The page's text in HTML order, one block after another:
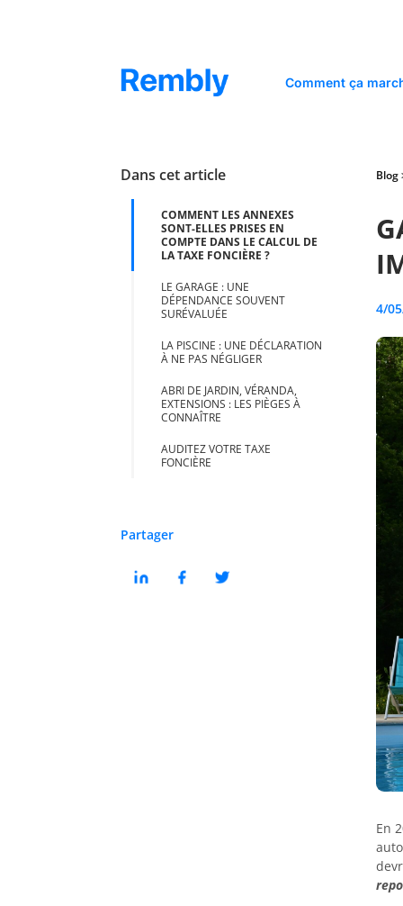
Comment ça
Dans cet article
COMMENT LES ANNEXES
SONT-ELLES PRISES EN
COMPTE DANS LE CALCUL DE
LA TAXE FONCIÈRE ?
LE GARAGE : UNE
DÉPENDANCE SOUVENT
SURÉVALUÉE
LA PISCINE : UNE DÉCLARATION
À NE PAS NÉGLIGER
ABRI DE JARDIN, VÉRANDA,
EXTENSIONS : LES PIÈGES À
CONNAÎTRE
AUDITEZ VOTRE TAXE
FONCIÈRE
Partager
Blog
4/
En